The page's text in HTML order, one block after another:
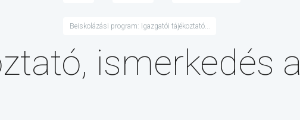
Beiskolázási program: Igazgatói tájékoztató...
ismerkedés a